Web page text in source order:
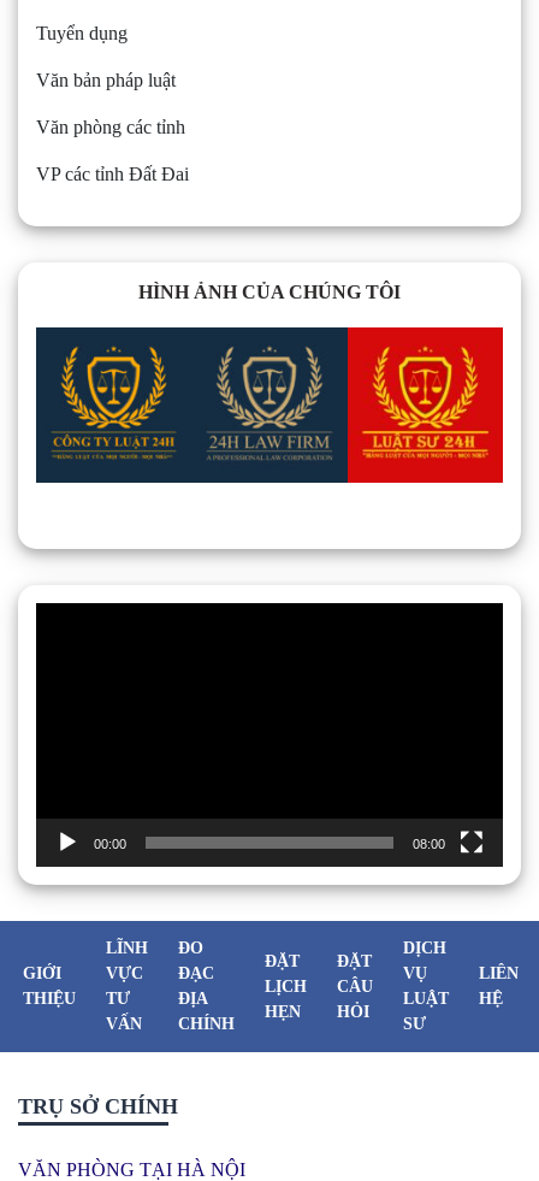
Tuyển dụng
Văn bản pháp luật
Văn phòng các tỉnh
VP các tỉnh Đất Đai
HÌNH ẢNH CỦA CHÚNG TÔI
00:00 08:00
GIỚI
THIỆU
LĨNH
VỰC
TƯ
VẤN
ĐO
ĐẠC
ĐỊA
CHÍNH
ĐẶT
LỊCH
HẸN
ĐẶT
CÂU
HỎI
DỊCH
VỤ
LUẬT
SƯ
LIÊN
HỆ
TRỤ SỞ CHÍNH
VĂN PHÒNG TẠI HÀ NỘI